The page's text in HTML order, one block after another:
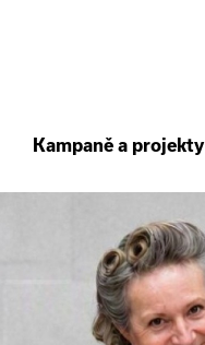
Kampaně a projekty